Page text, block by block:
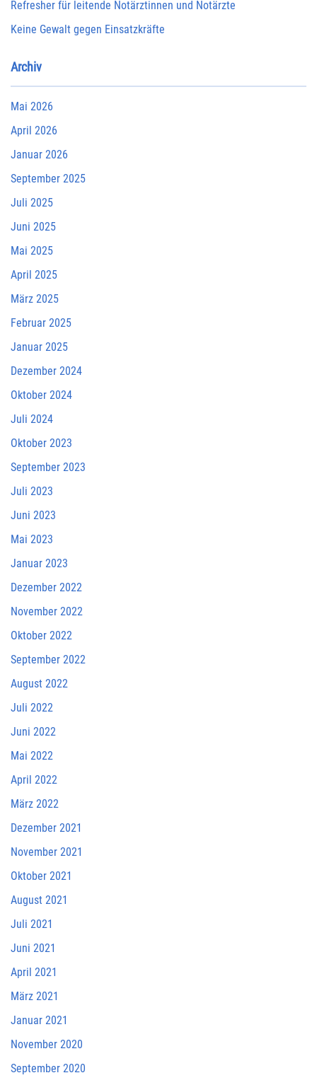
Refresher für leitende Notärztinnen und Notärzte
Keine Gewalt gegen Einsatzkräfte
Archiv
Mai 2026
April 2026
Januar 2026
September 2025
Juli 2025
Juni 2025
Mai 2025
April 2025
März 2025
Februar 2025
Januar 2025
Dezember 2024
Oktober 2024
Juli 2024
Oktober 2023
September 2023
Juli 2023
Juni 2023
Mai 2023
Januar 2023
Dezember 2022
November 2022
Oktober 2022
September 2022
August 2022
Juli 2022
Juni 2022
Mai 2022
April 2022
März 2022
Dezember 2021
November 2021
Oktober 2021
August 2021
Juli 2021
Juni 2021
April 2021
März 2021
Januar 2021
November 2020
September 2020